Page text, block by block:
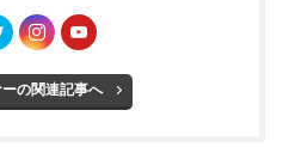
の関連記事へ